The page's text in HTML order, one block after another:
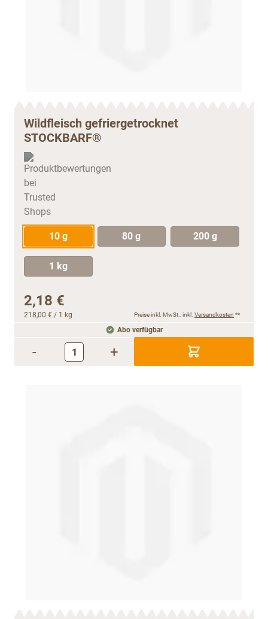
Wildfleisch gefriergetrocknet
STOCKBARF®
10 g 80 g 200 g
1 kg
2,18 €
218,00 € / 1 kg Preise inkl. MwSt., inkl. Versandkosten **
Abo verfügbar
- +